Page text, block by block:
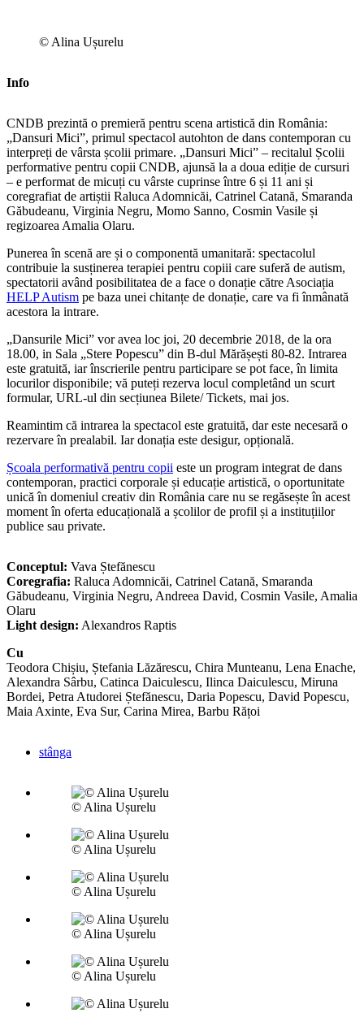
© Alina Ușurelu
Info
CNDB prezintă o premieră pentru scena artistică din România:
„Dansuri Mici”, primul spectacol autohton de dans contemporan cu
interpreți de vârsta școlii primare. „Dansuri Mici” – recitalul Școlii
performative pentru copii CNDB, ajunsă la a doua ediție de cursuri
– e performat de micuți cu vârste cuprinse între 6 și 11 ani și
coregrafiat de artiștii Raluca Adomnicăi, Catrinel Catană, Smaranda
Găbudeanu, Virginia Negru, Momo Sanno, Cosmin Vasile și
regizoarea Amalia Olaru.
Punerea în scenă are și o componentă umanitară: spectacolul
contribuie la susținerea terapiei pentru copiii care suferă de autism,
spectatorii având posibilitatea de a face o donație către Asociația
HELP Autism pe baza unei chitanțe de donație, care va fi înmânată
acestora la intrare.
„Dansurile Mici” vor avea loc joi, 20 decembrie 2018, de la ora
18.00, in Sala „Stere Popescu” din B-dul Mărășești 80-82. Intrarea
este gratuită, iar înscrierile pentru participare se pot face, în limita
locurilor disponibile; vă puteți rezerva locul completând un scurt
formular, URL-ul din secțiunea Bilete/ Tickets, mai jos.
Reamintim că intrarea la spectacol este gratuită, dar este necesară o
rezervare în prealabil. Iar donația este desigur, opțională.
Școala performativă pentru copii este un program integrat de dans
contemporan, practici corporale și educație artistică, o oportunitate
unică în domeniul creativ din România care nu se regăsește în acest
moment în oferta educațională a școlilor de profil și a instituțiilor
publice sau private.
Conceptul: Vava Ștefănescu
Coregrafia: Raluca Adomnicăi, Catrinel Catană, Smaranda
Găbudeanu, Virginia Negru, Andreea David, Cosmin Vasile, Amalia
Olaru
Light design: Alexandros Raptis
Cu
Teodora Chișiu, Ștefania Lăzărescu, Chira Munteanu, Lena Enache,
Alexandra Sârbu, Catinca Daiculescu, Ilinca Daiculescu, Miruna
Bordei, Petra Atudorei Ștefănescu, Daria Popescu, David Popescu,
Maia Axinte, Eva Sur, Carina Mirea, Barbu Rățoi
stânga
© Alina Ușurelu
© Alina Ușurelu
© Alina Ușurelu
© Alina Ușurelu
© Alina Ușurelu